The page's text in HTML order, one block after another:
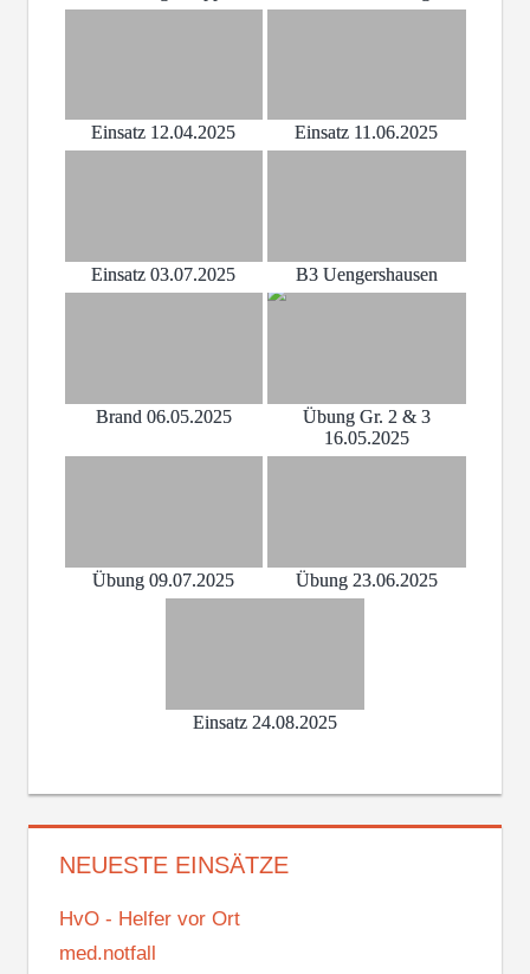
Einsatz 12.04.2025 Einsatz 11.06.2025
Einsatz 03.07.2025 B3 Uengershausen
Brand 06.05.2025
Übung Gr. 2 & 3
16.05.2025
Übung 09.07.2025 Übung 23.06.2025
Einsatz 24.08.2025
NEUESTE EINSÄTZE
HvO - Helfer vor Ort
med.notfall